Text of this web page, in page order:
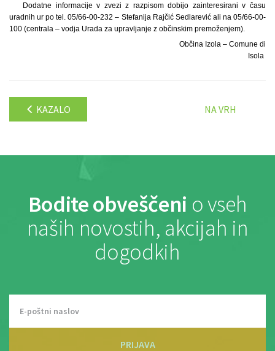
Dodatne informacije v zvezi z razpisom dobijo zainteresirani v času
uradnih ur po tel. 05/66-00-232 – Stefanija Rajčić Sedlarević ali na 05/66-00-
100 (centrala – vodja Urada za upravljanje z občinskim premoženjem).
Občina Izola – Comune di
Isola
KAZALO NA VRH
Bodite obveščeni o vseh
naših novostih, akcijah in
dogodkih
PRIJAVA